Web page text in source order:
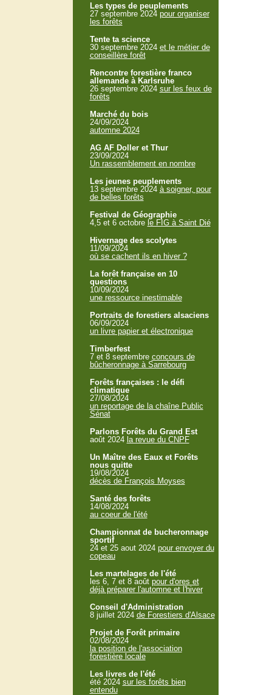
Les types de peuplements
27 septembre 2024 pour organiser
les forêts
Tente ta science
30 septembre 2024 et le métier de
conseillère forêt
Rencontre forestière franco
allemande à Karlsruhe
26 septembre 2024 sur les feux de
forêts
Marché du bois
24/09/2024
automne 2024
AG AF Doller et Thur
23/09/2024
Un rassemblement en nombre
Les jeunes peuplements
13 septembre 2024 à soigner, pour
de belles forêts
Festival de Géographie
4,5 et 6 octobre le FIG à Saint Dié
Hivernage des scolytes
11/09/2024
où se cachent ils en hiver ?
La forêt française en 10
questions
10/09/2024
une ressource inestimable
Portraits de forestiers alsaciens
06/09/2024
un livre papier et électronique
Timberfest
7 et 8 septembre concours de
bûcheronnage à Sarrebourg
Forêts françaises : le défi
climatique
27/08/2024
un reportage de la chaîne Public
Sénat
Parlons Forêts du Grand Est
août 2024 la revue du CNPF
Un Maître des Eaux et Forêts
nous quitte
19/08/2024
décès de François Moyses
Santé des forêts
14/08/2024
au coeur de l'été
Championnat de bucheronnage
sportif
24 et 25 aout 2024 pour envoyer du
copeau
Les martelages de l'été
les 6, 7 et 8 août pour d'ores et
déjà préparer l'automne et l'hiver
Conseil d'Administration
8 juillet 2024 de Forestiers d'Alsace
Projet de Forêt primaire
02/08/2024
la position de l'association
forestière locale
Les livres de l'été
été 2024 sur les forêts bien
entendu